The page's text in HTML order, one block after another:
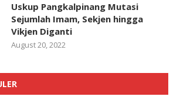
Uskup Pangkalpinang Mutasi
Sejumlah Imam, Sekjen hingga
Vikjen Diganti
August 20, 2022